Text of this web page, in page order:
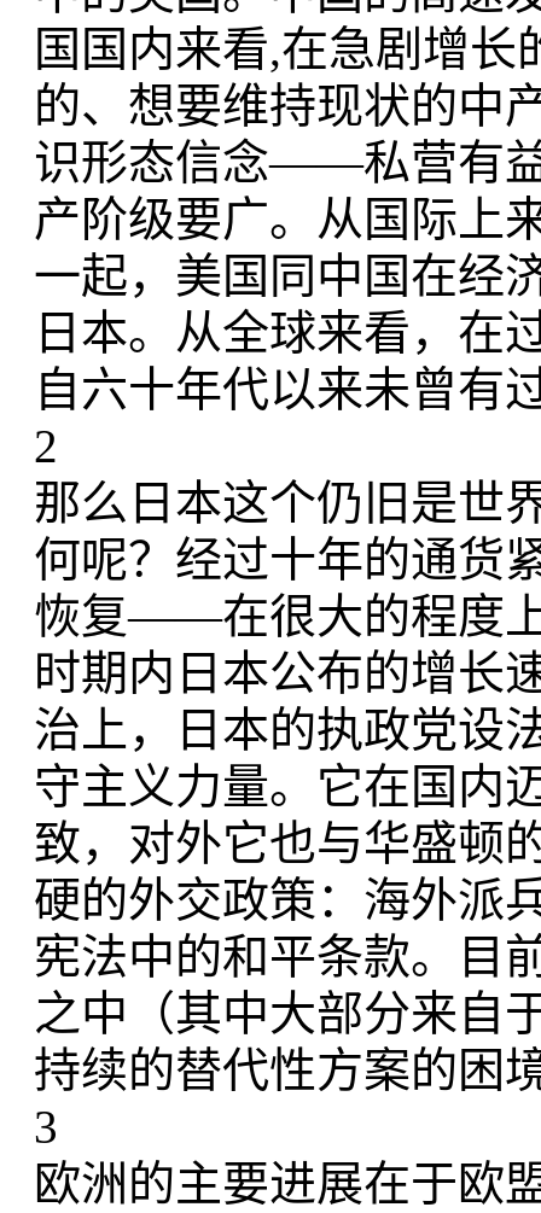
国国内来看,在急剧增
的、想要维持现状的中
识形态信念——私营有
产阶级要广。从国际上
一起，美国同中国在经
日本。从全球来看，在
自六十年代以来未曾有
2
那么日本这个仍旧是世
何呢？经过十年的通货
恢复——在很大的程度
时期内日本公布的增长
治上，日本的执政党设
守主义力量。它在国内
致，对外它也与华盛顿
硬的外交政策：海外派
宪法中的和平条款。目
之中（其中大部分来自
持续的替代性方案的困
3
欧洲的主要进展在于欧